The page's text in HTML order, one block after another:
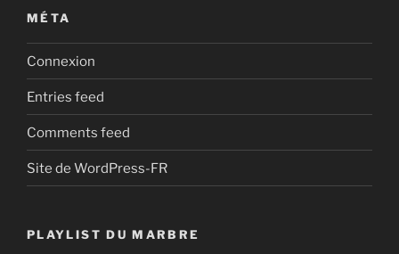
MÉTA
Connexion
Entries feed
Comments feed
Site de WordPress-FR
PLAYLIST DU MARBRE